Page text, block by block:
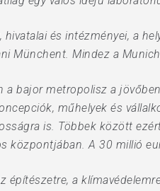
és intézményei, a
Münchent. Mindez a
a bajor metropolisz a
műhelyek és
is. Többek között
központjában. A 30 millió
építészetre, a